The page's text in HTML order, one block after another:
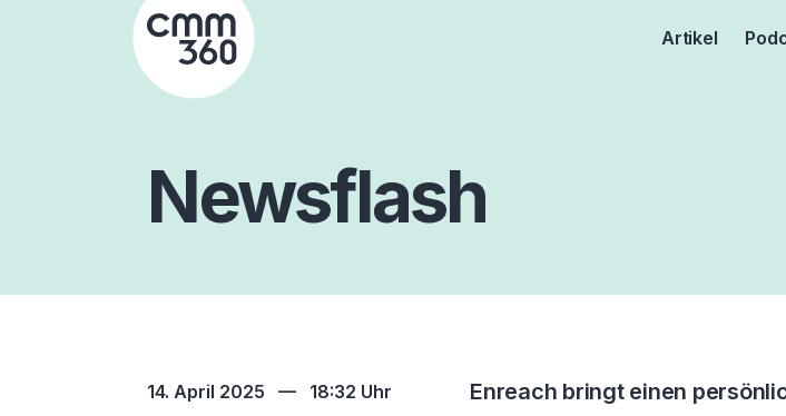
Artikel
Newsflash
14. April 2025 — 18:32 Uhr Enreach bringt einen